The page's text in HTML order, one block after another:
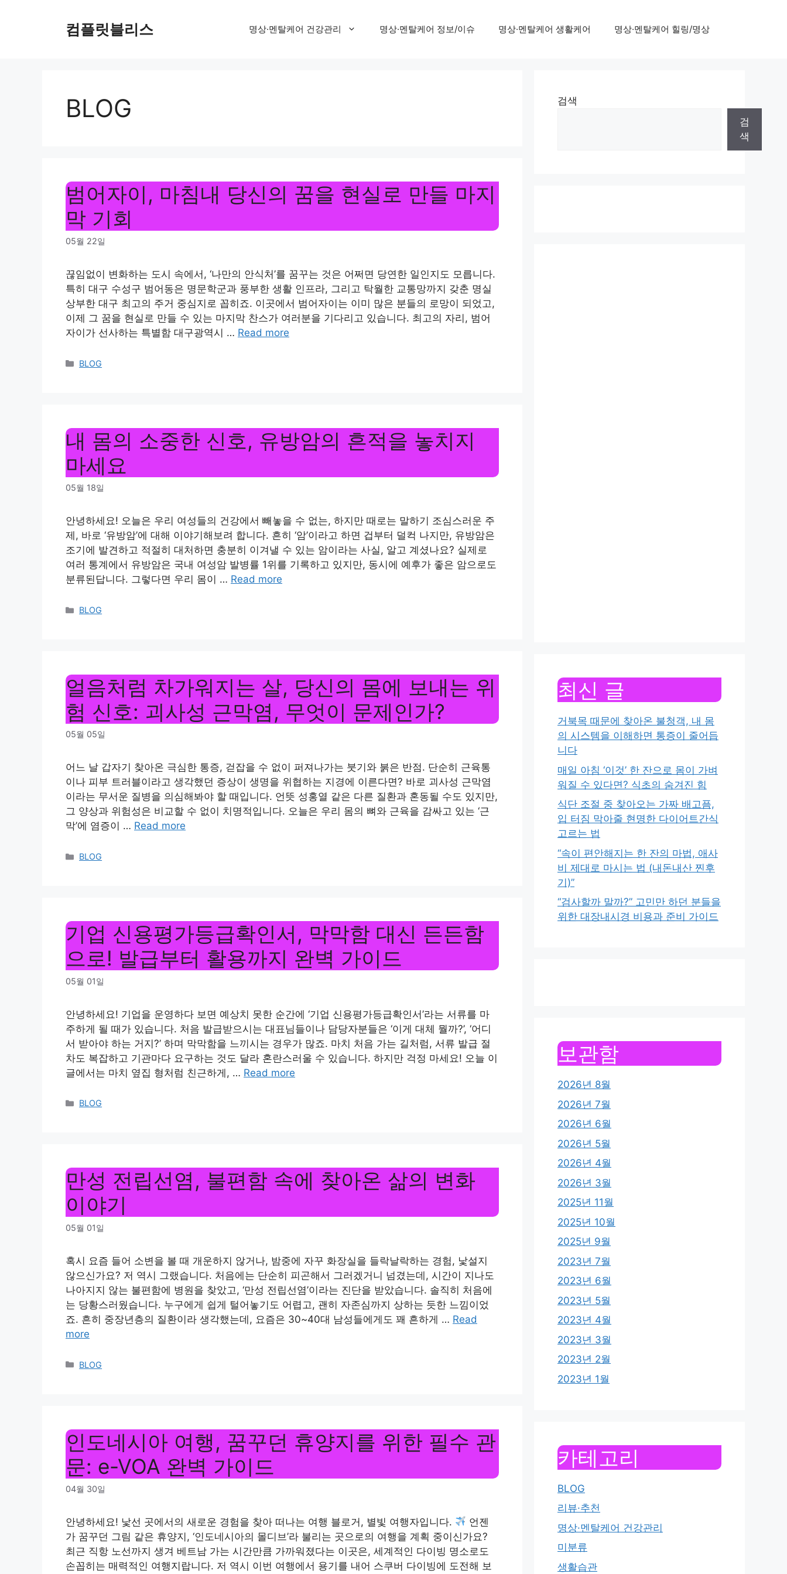
컴플릿블리스 명상·멘탈케어 건강관리 명상·멘탈케어 정보/이슈 명상·멘탈케어 생활케어 명상·멘탈케어 힐링/명상
BLOG
범어자이, 마침내 당신의 꿈을 현실로 만들 마지
막 기회
05월 22일
끊임없이 변화하는 도시 속에서, ‘나만의 안식처’를 꿈꾸는 것은 어쩌면 당연한 일인지도 모릅니다.
특히 대구 수성구 범어동은 명문학군과 풍부한 생활 인프라, 그리고 탁월한 교통망까지 갖춘 명실
상부한 대구 최고의 주거 중심지로 꼽히죠. 이곳에서 범어자이는 이미 많은 분들의 로망이 되었고,
이제 그 꿈을 현실로 만들 수 있는 마지막 찬스가 여러분을 기다리고 있습니다. 최고의 자리, 범어
자이가 선사하는 특별함 대구광역시 … Read more
Categories
BLOG
내 몸의 소중한 신호, 유방암의 흔적을 놓치지
마세요
05월 18일
안녕하세요! 오늘은 우리 여성들의 건강에서 빼놓을 수 없는, 하지만 때로는 말하기 조심스러운 주
제, 바로 ‘유방암’에 대해 이야기해보려 합니다. 흔히 ‘암’이라고 하면 겁부터 덜컥 나지만, 유방암은
조기에 발견하고 적절히 대처하면 충분히 이겨낼 수 있는 암이라는 사실, 알고 계셨나요? 실제로
여러 통계에서 유방암은 국내 여성암 발병률 1위를 기록하고 있지만, 동시에 예후가 좋은 암으로도
분류된답니다. 그렇다면 우리 몸이 … Read more
Categories
BLOG
얼음처럼 차가워지는 살, 당신의 몸에 보내는 위
험 신호: 괴사성 근막염, 무엇이 문제인가?
05월 05일
어느 날 갑자기 찾아온 극심한 통증, 걷잡을 수 없이 퍼져나가는 붓기와 붉은 반점. 단순히 근육통
이나 피부 트러블이라고 생각했던 증상이 생명을 위협하는 지경에 이른다면? 바로 괴사성 근막염
이라는 무서운 질병을 의심해봐야 할 때입니다. 언뜻 성홍열 같은 다른 질환과 혼동될 수도 있지만,
그 양상과 위험성은 비교할 수 없이 치명적입니다. 오늘은 우리 몸의 뼈와 근육을 감싸고 있는 ‘근
막’에 염증이 … Read more
Categories
BLOG
기업 신용평가등급확인서, 막막함 대신 든든함
으로! 발급부터 활용까지 완벽 가이드
05월 01일
안녕하세요! 기업을 운영하다 보면 예상치 못한 순간에 ‘기업 신용평가등급확인서’라는 서류를 마
주하게 될 때가 있습니다. 처음 발급받으시는 대표님들이나 담당자분들은 ‘이게 대체 뭘까?’, ‘어디
서 받아야 하는 거지?’ 하며 막막함을 느끼시는 경우가 많죠. 마치 처음 가는 길처럼, 서류 발급 절
차도 복잡하고 기관마다 요구하는 것도 달라 혼란스러울 수 있습니다. 하지만 걱정 마세요! 오늘 이
글에서는 마치 옆집 형처럼 친근하게, … Read more
Categories
BLOG
만성 전립선염, 불편함 속에 찾아온 삶의 변화
이야기
05월 01일
혹시 요즘 들어 소변을 볼 때 개운하지 않거나, 밤중에 자꾸 화장실을 들락날락하는 경험, 낯설지
않으신가요? 저 역시 그랬습니다. 처음에는 단순히 피곤해서 그러겠거니 넘겼는데, 시간이 지나도
나아지지 않는 불편함에 병원을 찾았고, ‘만성 전립선염’이라는 진단을 받았습니다. 솔직히 처음에
는 당황스러웠습니다. 누구에게 쉽게 털어놓기도 어렵고, 괜히 자존심까지 상하는 듯한 느낌이었
죠. 흔히 중장년층의 질환이라 생각했는데, 요즘은 30~40대 남성들에게도 꽤 흔하게 … Read
more
Categories
BLOG
인도네시아 여행, 꿈꾸던 휴양지를 위한 필수 관
문: e-VOA 완벽 가이드
04월 30일
안녕하세요! 낯선 곳에서의 새로운 경험을 찾아 떠나는 여행 블로거, 별빛 여행자입니다.
언젠
가 꿈꾸던 그림 같은 휴양지, ‘인도네시아의 몰디브’라 불리는 곳으로의 여행을 계획 중이신가요?
최근 직항 노선까지 생겨 베트남 가는 시간만큼 가까워졌다는 이곳은, 세계적인 다이빙 명소로도
손꼽히는 매력적인 여행지랍니다. 저 역시 이번 여행에서 용기를 내어 스쿠버 다이빙에 도전해 보
검색
검
색
최신 글
거북목 때문에 찾아온 불청객, 내 몸
의 시스템을 이해하면 통증이 줄어듭
니다
매일 아침 ‘이것’ 한 잔으로 몸이 가벼
워질 수 있다면? 식초의 숨겨진 힘
식단 조절 중 찾아오는 가짜 배고픔,
입 터짐 막아줄 현명한 다이어트간식
고르는 법
“속이 편안해지는 한 잔의 마법, 애사
비 제대로 마시는 법 (내돈내산 찐후
기)”
“검사할까 말까?” 고민만 하던 분들을
위한 대장내시경 비용과 준비 가이드
보관함
2026년 8월
2026년 7월
2026년 6월
2026년 5월
2026년 4월
2026년 3월
2025년 11월
2025년 10월
2025년 9월
2023년 7월
2023년 6월
2023년 5월
2023년 4월
2023년 3월
2023년 2월
2023년 1월
카테고리
BLOG
리뷰·추천
명상·멘탈케어 건강관리
미분류
생활습관